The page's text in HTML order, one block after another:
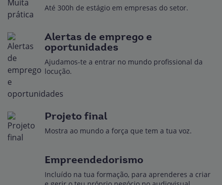
Até 300h de estágio em empresas do setor.
Alertas de emprego e
oportunidades
Ajudamos-te a entrar no mundo profissional da
locução.
Projeto final
Mostra ao mundo a força que tem a tua voz.
Empreendedorismo
Incluído na tua formação, para aprenderes a criar